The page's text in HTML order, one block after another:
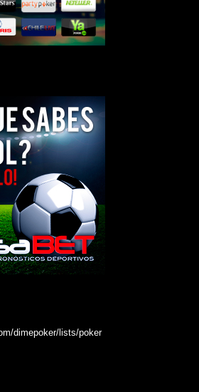
dimepoker/lists/poker